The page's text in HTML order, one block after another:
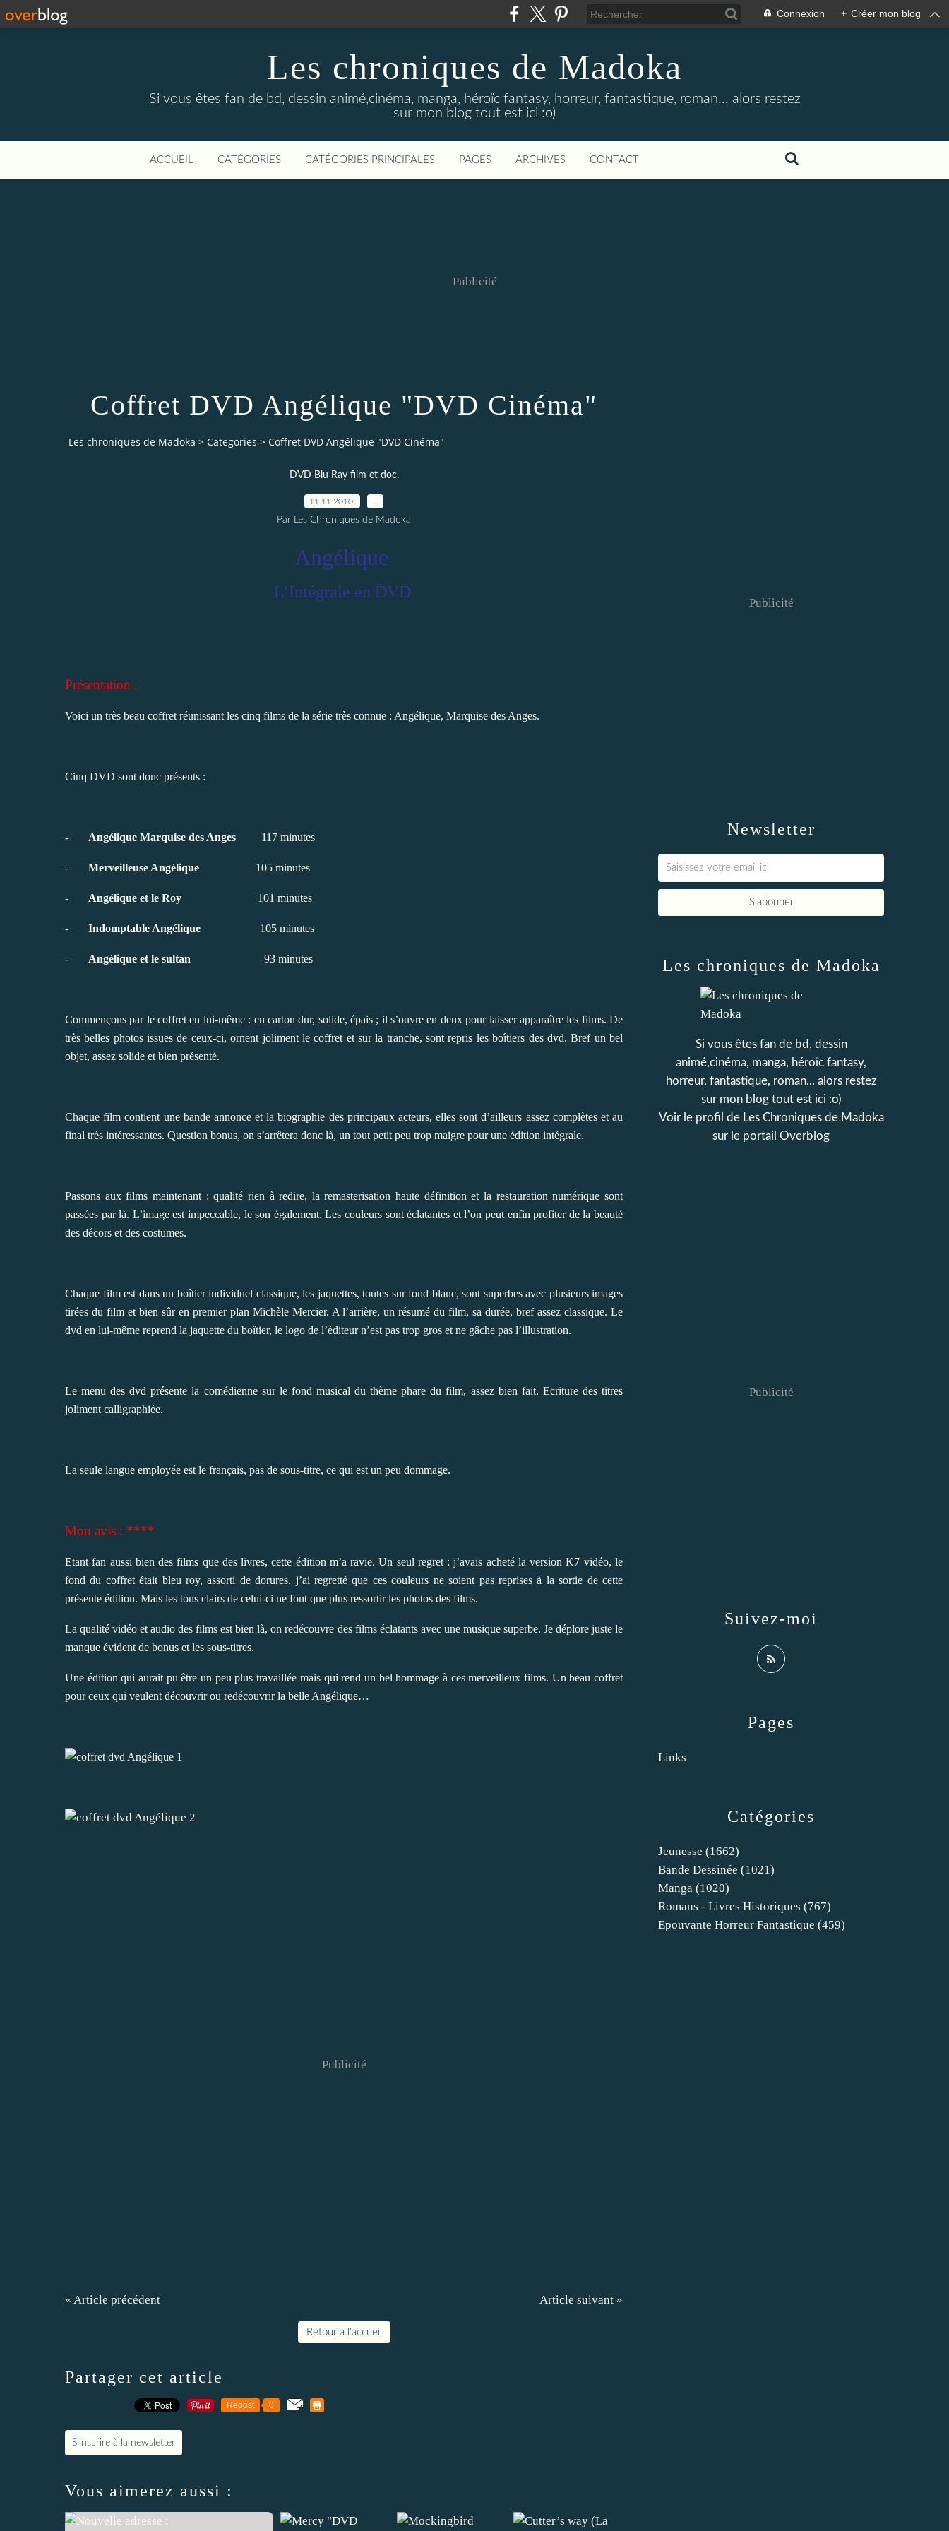
Connexion + Créer mon blog
Les chroniques de Madoka
Si vous êtes fan de bd, dessin animé,cinéma, manga, héroïc fantasy, horreur, fantastique, roman... alors restez
sur mon blog tout est ici :o)
ACCUEIL CATÉGORIES CATÉGORIES PRINCIPALES PAGES ARCHIVES CONTACT
Publicité
Coffret DVD Angélique "DVD Cinéma"
Les chroniques de Madoka > Categories > Coffret DVD Angélique "DVD Cinéma"
DVD Blu Ray film et doc.
11.11.2010
Par Les Chroniques de Madoka
Angélique
L’Intégrale en DVD
Présentation :
Voici un très beau coffret réunissant les cinq films de la série très connue : Angélique, Marquise des Anges.
Cinq DVD sont donc présents :
- Angélique Marquise des Anges 117 minutes
- Merveilleuse Angélique 105 minutes
- Angélique et le Roy 101 minutes
- Indomptable Angélique 105 minutes
- Angélique et le sultan 93 minutes
Commençons par le coffret en lui-même : en carton dur, solide, épais ; il s’ouvre en deux pour laisser apparaître les films. De
très belles photos issues de ceux-ci, ornent joliment le coffret et sur la tranche, sont repris les boîtiers des dvd. Bref un bel
objet, assez solide et bien présenté.
Chaque film contient une bande annonce et la biographie des principaux acteurs, elles sont d’ailleurs assez complètes et au
final très intéressantes. Question bonus, on s’arrêtera donc là, un tout petit peu trop maigre pour une édition intégrale.
Passons aux films maintenant : qualité rien à redire, la remasterisation haute définition et la restauration numérique sont
passées par là. L’image est impeccable, le son également. Les couleurs sont éclatantes et l’on peut enfin profiter de la beauté
des décors et des costumes.
Chaque film est dans un boîtier individuel classique, les jaquettes, toutes sur fond blanc, sont superbes avec plusieurs images
tirées du film et bien sûr en premier plan Michèle Mercier. A l’arrière, un résumé du film, sa durée, bref assez classique. Le
dvd en lui-même reprend la jaquette du boîtier, le logo de l’éditeur n’est pas trop gros et ne gâche pas l’illustration.
Le menu des dvd présente la comédienne sur le fond musical du thème phare du film, assez bien fait. Ecriture des titres
joliment calligraphiée.
La seule langue employée est le français, pas de sous-titre, ce qui est un peu dommage.
Mon avis : ****
Etant fan aussi bien des films que des livres, cette édition m’a ravie. Un seul regret : j’avais acheté la version K7 vidéo, le
fond du coffret était bleu roy, assorti de dorures, j’ai regretté que ces couleurs ne soient pas reprises à la sortie de cette
présente édition. Mais les tons clairs de celui-ci ne font que plus ressortir les photos des films.
La qualité vidéo et audio des films est bien là, on redécouvre des films éclatants avec une musique superbe. Je déplore juste le
manque évident de bonus et les sous-titres.
Une édition qui aurait pu être un peu plus travaillée mais qui rend un bel hommage à ces merveilleux films. Un beau coffret
pour ceux qui veulent découvrir ou redécouvrir la belle Angélique…
Publicité
« Article précédent Article suivant »
Retour à l'accueil
Partager cet article
Repost 0
S'inscrire à la newsletter
Vous aimerez aussi :
Newsletter
Publicité
Catégories
Jeunesse (1662)
Bande Dessinée (1021)
Manga (1020)
Romans - Livres Historiques (767)
Epouvante Horreur Fantastique (459)
Pages
Links
Les chroniques de Madoka
Si vous êtes fan de bd, dessin
animé,cinéma, manga, héroïc fantasy,
horreur, fantastique, roman... alors restez
sur mon blog tout est ici :o)
Voir le profil de Les Chroniques de Madoka
sur le portail Overblog
Suivez-moi
Publicité